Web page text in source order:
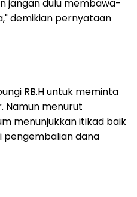
jangan dulu membawa-
demikian pernyataan
RB.H untuk meminta
Namun menurut
menunjukkan itikad baik
pengembalian dana